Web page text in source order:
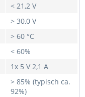
< 21,2 V
> 30,0 V
> 60 °C
< 60%
1x 5 V 2,1 A
> 85% (typisch ca.
92%)